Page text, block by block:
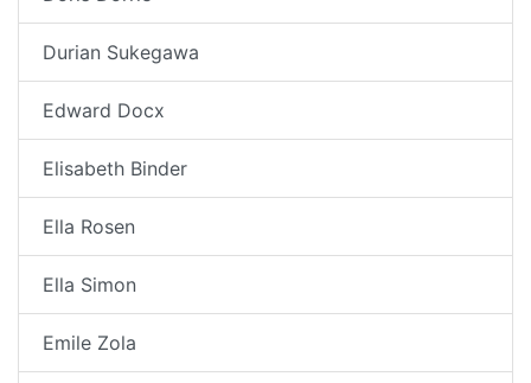
Durian Sukegawa
Edward Docx
Elisabeth Binder
Ella Rosen
Ella Simon
Emile Zola